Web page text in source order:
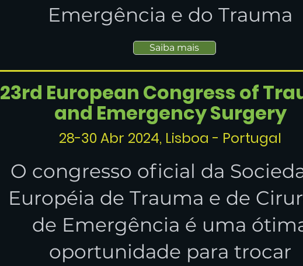
Emergência e do Trauma
Saiba mais
23rd European Congress of
and Emergency Surgery
28-30 Abr 2024, Lisboa - Portugal
O congresso oficial da
Européia de Trauma e de
de Emergência é uma
oportunidade para trocar